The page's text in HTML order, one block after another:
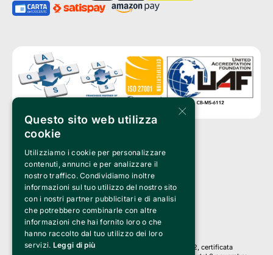
Clappit è un marchio di proprietà di:
Bemils Srl
a Socio Unico
Via Fosse Ardeatine, 4 -20092 Cinisello Balsamo (MI)
PI 05589050961
Iscr. C.C.I.A.A. Milano R.E.A. 1833471
© 2010-2025 Bemils Srl - Tutti i diritti riservati
Credits:
Clappit è basato sulla piattaforma di biglietteria Belive 6.2, certificata
×
Questo sito web utilizza
cookie
Utilizziamo i cookie per personalizzare
contenuti, annunci e per analizzare il
nostro traffico. Condividiamo inoltre
informazioni sul tuo utilizzo del nostro sito
con i nostri partner pubblicitari e di analisi
che potrebbero combinarle con altre
informazioni che hai fornito loro o che
hanno raccolto dal tuo utilizzo dei loro
servizi. Leggi di più